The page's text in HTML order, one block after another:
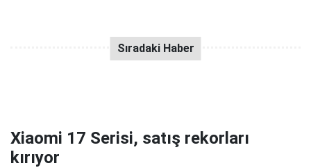
Xiaomi 17 Serisi, satış rekorları
kırıyor